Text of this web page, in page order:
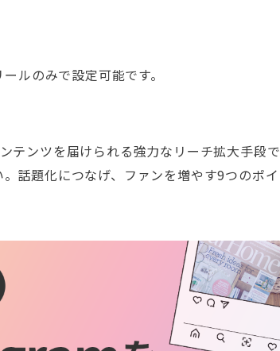
ルのみで設定可能です。
テンツを届けられる強力なリーチ拡大手段で
話題化につなげ、ファンを増やす9つのポイ